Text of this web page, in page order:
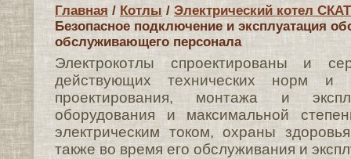
Главная / Котлы / Электрический котел
Безопасное подключение и эксплуатация
обслуживающего персонала
Электрокотлы спроектированы и
действующих технических норм и
проектирования, монтажа и
оборудования и максимальной
электрическим током, охраны
также во время его обслуживания и